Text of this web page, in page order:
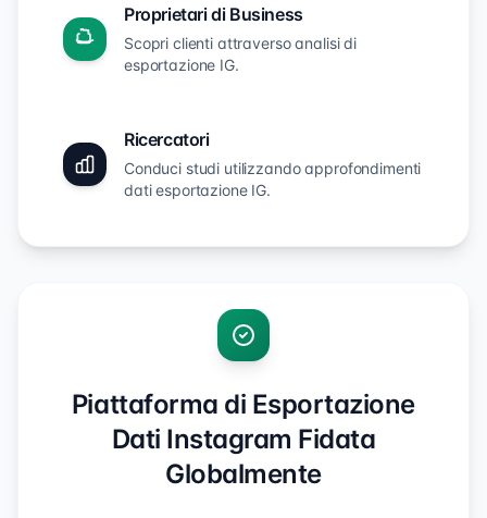
Proprietari di Business
Scopri clienti attraverso analisi di
esportazione IG.
Ricercatori
Conduci studi utilizzando approfondimenti
dati esportazione IG.
Piattaforma di Esportazione
Dati Instagram Fidata
Globalmente